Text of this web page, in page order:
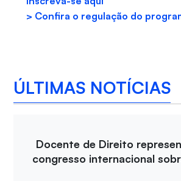
> Confira o regulação do
ÚLTIMAS NOTÍCIAS
Docente de Direito
congresso internacional